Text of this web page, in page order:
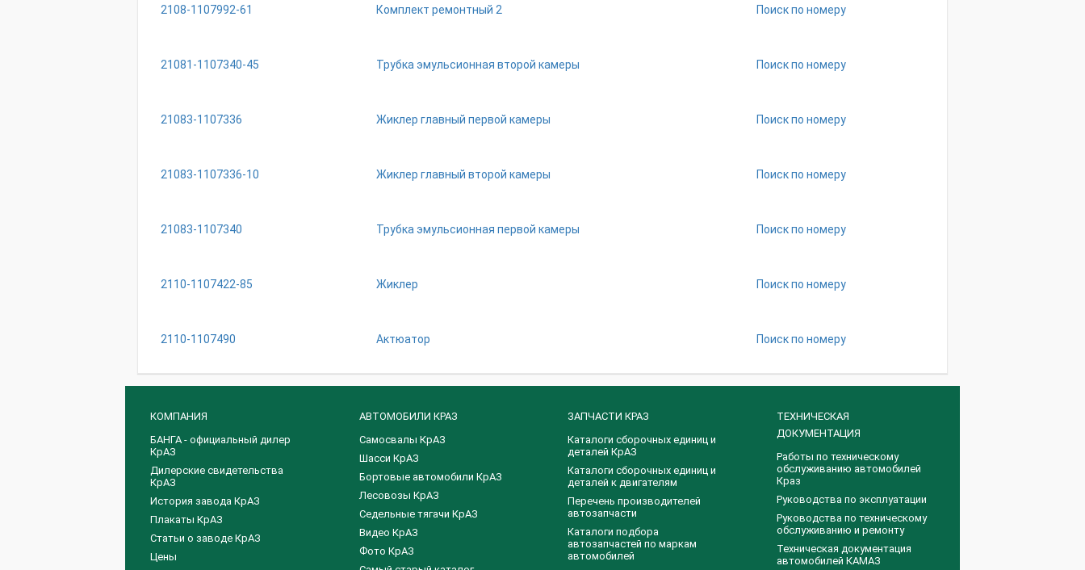
2108-1107992-61 Комплект ремонтный 2 Поиск по номеру
21081-1107340-45 Трубка эмульсионная второй камеры Поиск по номеру
21083-1107336 Жиклер главный первой камеры Поиск по номеру
21083-1107336-10 Жиклер главный второй камеры Поиск по номеру
21083-1107340 Трубка эмульсионная первой камеры Поиск по номеру
2110-1107422-85 Жиклер Поиск по номеру
2110-1107490 Актюатор Поиск по номеру
КОМПАНИЯ
БАНГА - официальный дилер
КрАЗ
Дилерские свидетельства
КрАЗ
История завода КрАЗ
Плакаты КрАЗ
Статьи о заводе КрАЗ
Цены
АВТОМОБИЛИ КРАЗ
Самосвалы КрАЗ
Шасси КрАЗ
Бортовые автомобили КрАЗ
Лесовозы КрАЗ
Седельные тягачи КрАЗ
Видео КрАЗ
Фото КрАЗ
ЗАПЧАСТИ КРАЗ
Каталоги сборочных единиц и
деталей КрАЗ
​Каталоги сборочных единиц и
деталей к двигателям
Перечень производителей
автозапчасти
Каталоги подбора
автозапчастей по маркам
автомобилей
ТЕХНИЧЕСКАЯ
ДОКУМЕНТАЦИЯ
Работы по техническому
обслуживанию автомобилей
Краз
Руководства по эксплуатации
Руководства по техническому
обслуживанию и ремонту
Техническая документация
автомобилей КАМАЗ